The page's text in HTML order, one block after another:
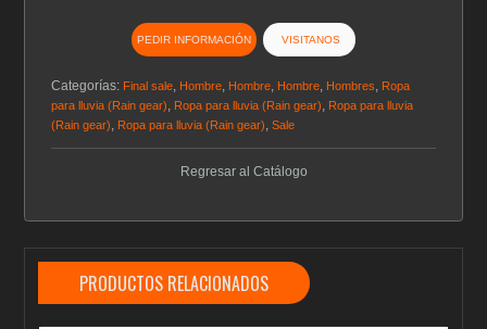
PEDIR INFORMACIÓN VISITANOS
Categorías: Final sale, Hombre, Hombre, Hombre, Hombres, Ropa
para lluvia (Rain gear), Ropa para lluvia (Rain gear), Ropa para lluvia
(Rain gear), Ropa para lluvia (Rain gear),Sale
Regresar al Catálogo
PRODUCTOS RELACIONADOS